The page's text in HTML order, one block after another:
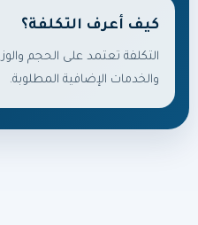
كيف أعرف التكلفة؟
التكلفة تعتمد على الحجم
والخدمات الإضافية المطلوبة.